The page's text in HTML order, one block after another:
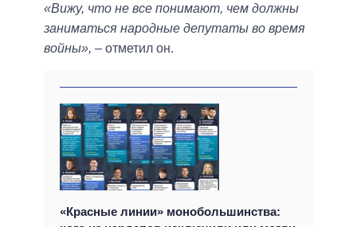
«Вижу, что не все понимают, чем должны
заниматься народные депутаты во время
войны», – отметил он.
«Красные линии» монобольшинства: